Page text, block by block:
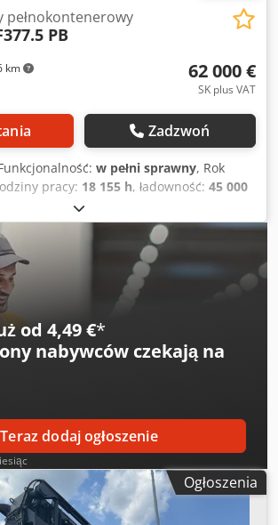
km
pełnokontenerowy
PB
62 000 €
SK plus VAT
Zadzwoń
w pełni sprawny, Rok
pracy: 18 155 h, ładowność: 45 000
14 565 mm
(330,39 KM), masa własna:65 600 kg,
, szerokość konstrukcji:4 150 mm
kontenerów Crsdpfjzr Sp Ejx
automatyczna Clark 4-biegowa
i w pełni sprawny Stan techniczny:
rozmiar: 18.00-25 Ogumienie tył
piggy-back, hydrauliczne pochylenie
hydrauliczna przesuwana kabina
od 4,49 €*
nabywców czekają na
Teraz dodaj ogłoszenie
Ogłoszenia